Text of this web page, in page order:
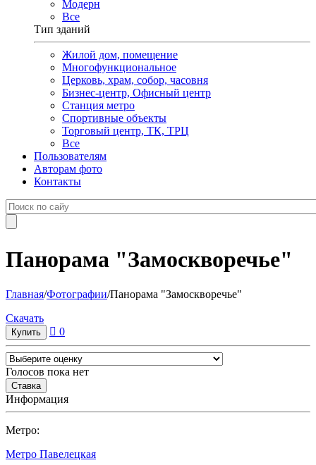
Модерн
Все
Тип зданий
Жилой дом, помещение
Многофункциональное
Церковь, храм, собор, часовня
Бизнес-центр, Офисный центр
Станция метро
Спортивные объекты
Торговый центр, ТК, ТРЦ
Все
Пользователям
Авторам фото
Контакты
Панорама "Замоскворечье"
Главная/Фотографии/Панорама "Замоскворечье"
Cкачать
0
Голосов пока нет
Информация
Метро:
Метро Павелецкая